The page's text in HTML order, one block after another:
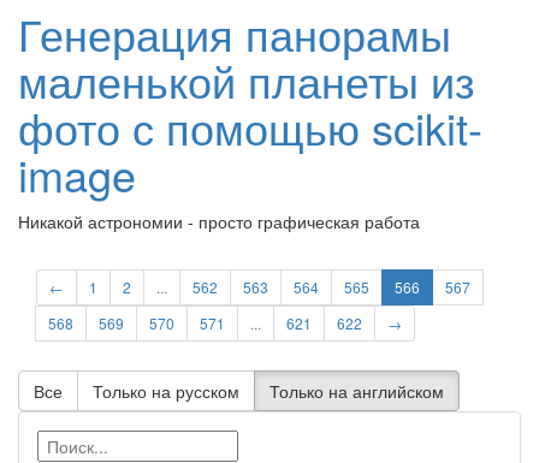
Генерация панорамы
маленькой планеты из
фото с помощью scikit-
image
Никакой астрономии - просто графическая работа
← 1 2 ... 562 563 564 565 566
567
568
569 570 571 ... 621 622 →
Все Только на русском Только на английском